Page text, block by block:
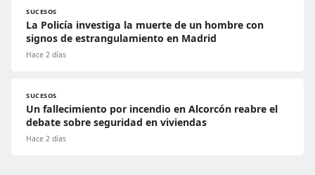
SUCESOS
La Policía investiga la muerte de un hombre con
signos de estrangulamiento en Madrid
Hace 2 días
SUCESOS
Un fallecimiento por incendio en Alcorcón reabre el
debate sobre seguridad en viviendas
Hace 2 días